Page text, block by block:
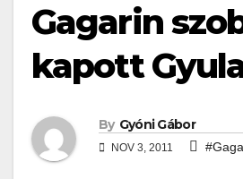
Gagarin
kapott
By Gyóni Gábor
NOV 3, 2011